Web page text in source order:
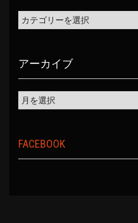
アーカイブ
FACEBOOK